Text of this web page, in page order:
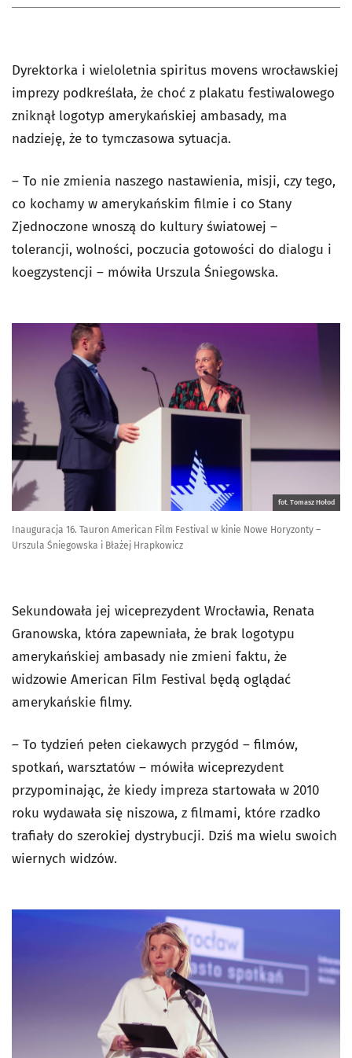
Dyrektorka i wieloletnia spiritus movens wrocławskiej
imprezy podkreślała, że choć z plakatu festiwalowego
zniknął logotyp amerykańskiej ambasady, ma
nadzieję, że to tymczasowa sytuacja.
– To nie zmienia naszego nastawienia, misji, czy tego,
co kochamy w amerykańskim filmie i co Stany
Zjednoczone wnoszą do kultury światowej –
tolerancji, wolności, poczucia gotowości do dialogu i
koegzystencji – mówiła Urszula Śniegowska.
fot. Tomasz Hołod
Inauguracja 16. Tauron American Film Festival w kinie Nowe Horyzonty –
Urszula Śniegowska i Błażej Hrapkowicz
Sekundowała jej wiceprezydent Wrocławia, Renata
Granowska, która zapewniała, że brak logotypu
amerykańskiej ambasady nie zmieni faktu, że
widzowie American Film Festival będą oglądać
amerykańskie filmy.
– To tydzień pełen ciekawych przygód – filmów,
spotkań, warsztatów – mówiła wiceprezydent
przypominając, że kiedy impreza startowała w 2010
roku wydawała się niszowa, z filmami, które rzadko
trafiały do szerokiej dystrybucji. Dziś ma wielu swoich
wiernych widzów.